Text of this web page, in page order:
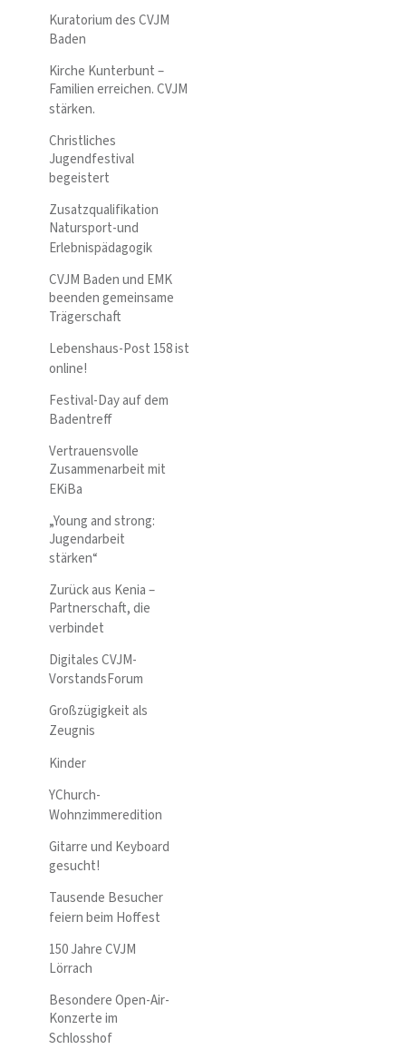
Kuratorium des CVJM
Baden
Kirche Kunterbunt –
Familien erreichen. CVJM
stärken.
Christliches
Jugendfestival
begeistert
Zusatzqualifikation
Natursport-und
Erlebnispädagogik
CVJM Baden und EMK
beenden gemeinsame
Trägerschaft
Lebenshaus-Post 158 ist
online!
Festival-Day auf dem
Badentreff
Vertrauensvolle
Zusammenarbeit mit
EKiBa
„Young and strong:
Jugendarbeit
stärken“
Zurück aus Kenia –
Partnerschaft, die
verbindet
Digitales CVJM-
VorstandsForum
Großzügigkeit als
Zeugnis
Kinder
YChurch-
Wohnzimmeredition
Gitarre und Keyboard
gesucht!
Tausende Besucher
feiern beim Hoffest
150 Jahre CVJM
Lörrach
Besondere Open-Air-
Konzerte im
Schlosshof